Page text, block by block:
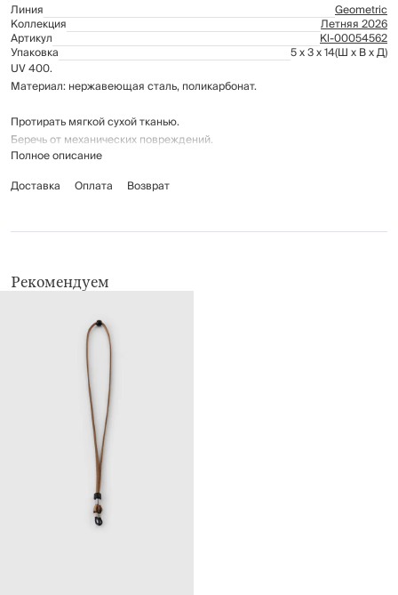
Линия
Geometric
Коллекция Летняя 2026
Артикул Kl-00054562
Упаковка 5 x 3 x 14(Ш x В x Д)
UV 400.
Материал: нержавеющая сталь, поликарбонат.
Протирать мягкой сухой тканью.
Беречь от механических повреждений.
Полное описание
Доставка
Оплата Возврат
Рекомендуем